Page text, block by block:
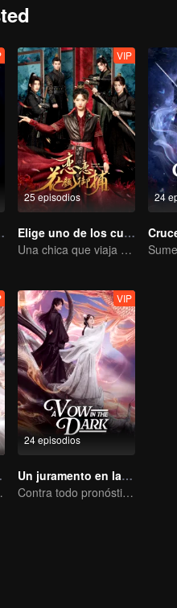
Inglés)
25 episodios
VIP
Elige uno de los cuatro
Una chica que viaja en el tiempo conquista a cuatro apuestos hombres
24
de burlas
24 episodios
VIP
Un juramento en la oscuridad
Contra todo pronóstico: El amor mortal del Señor Demonio